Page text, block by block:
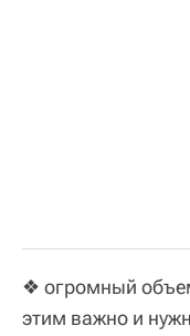
❖ огромный
этим важно и